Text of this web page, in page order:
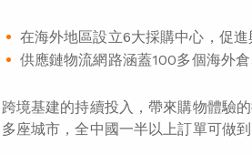
在海外地區設立6大採購中心，促
供應鏈物流網路涵蓋100多個海外
跨境基建的持續投入，帶來購物體驗
多座城市，全中國一半以上訂單可做